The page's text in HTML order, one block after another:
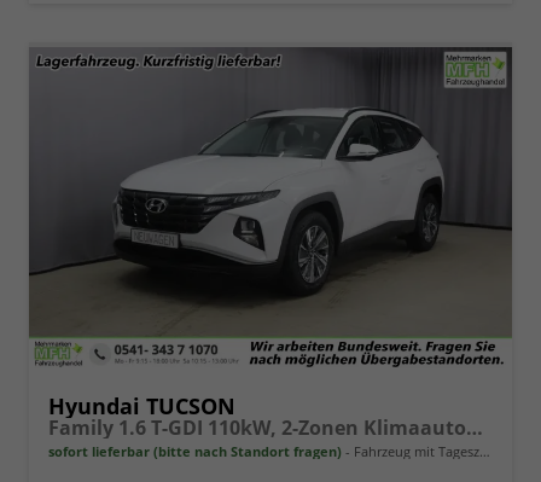
Hyundai TUCSON
Family 1.6 T-GDI 110kW, 2-Zonen Klimaautomatik, Sitzheizung, AppleCarPlay&Android Auto, Freisprecheinrichtung, Radio DAB, Verkehrszeichenerkennung, Rückfahrkamera, eCall Notrufsystem, 17 Zoll Leichtmetallfelgen, uvm.
sofort lieferbar (bitte nach Standort fragen) Fahrzeug mit Tageszulassung